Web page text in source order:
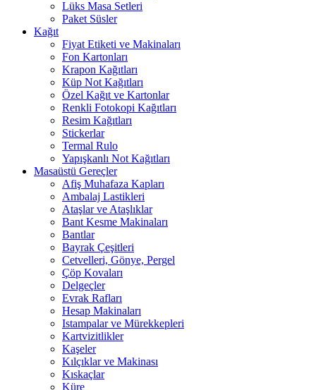
Lüks Masa Setleri
Paket Süsler
Kağıt
Fiyat Etiketi ve Makinaları
Fon Kartonları
Krapon Kağıtları
Küp Not Kağıtları
Özel Kağıt ve Kartonlar
Renkli Fotokopi Kağıtları
Resim Kağıtları
Stickerlar
Termal Rulo
Yapışkanlı Not Kağıtları
Masaüstü Gereçler
Afiş Muhafaza Kapları
Ambalaj Lastikleri
Ataşlar ve Ataşlıklar
Bant Kesme Makinaları
Bantlar
Bayrak Çeşitleri
Cetvelleri, Gönye, Pergel
Çöp Kovaları
Delgeçler
Evrak Rafları
Hesap Makinaları
Istampalar ve Mürekkepleri
Kartvizitlikler
Kaşeler
Kılçıklar ve Makinası
Kıskaçlar
Küre